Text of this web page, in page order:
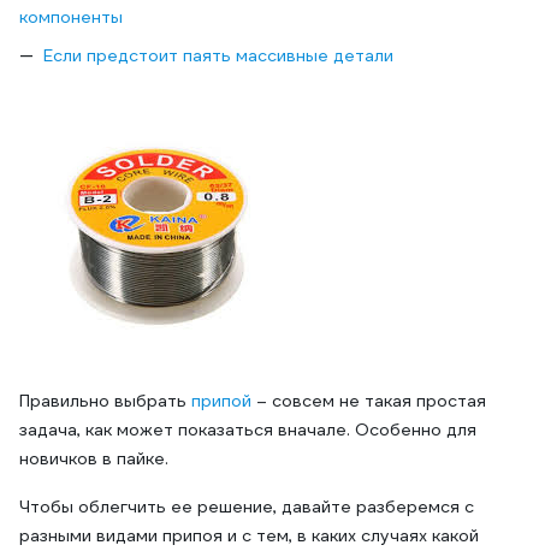
компоненты
Если предстоит паять массивные детали
Правильно выбрать припой – совсем не такая простая
задача, как может показаться вначале. Особенно для
новичков в пайке.
Чтобы облегчить ее решение, давайте разберемся с
разными видами припоя и с тем, в каких случаях какой